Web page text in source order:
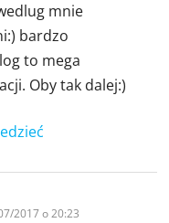
mnie
bardzo
to mega
Oby tak dalej:)
2017 o 20:23